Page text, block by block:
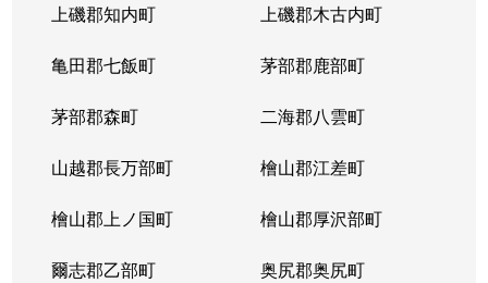
上磯郡知内町 上磯郡木古内町
亀田郡七飯町 茅部郡鹿部町
茅部郡森町 二海郡八雲町
山越郡長万部町 檜山郡江差町
檜山郡上ノ国町 檜山郡厚沢部町
爾志郡乙部町 奥尻郡奥尻町